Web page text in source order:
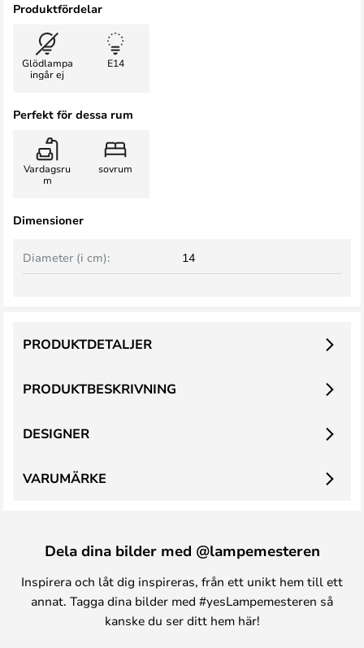
Produktfördelar
Glödlampa
ingår ej
E14
Perfekt för dessa rum
Vardagsru
m
sovrum
Dimensioner
Diameter (i cm): 14
PRODUKTBESKRIVNING
PRODUKTDETALJER
DESIGNER
VARUMÄRKE
Dela dina bilder med @lampemesteren
Inspirera och låt dig inspireras, från ett unikt hem till ett
annat. Tagga dina bilder med #yesLampemesteren så
kanske du ser ditt hem här!